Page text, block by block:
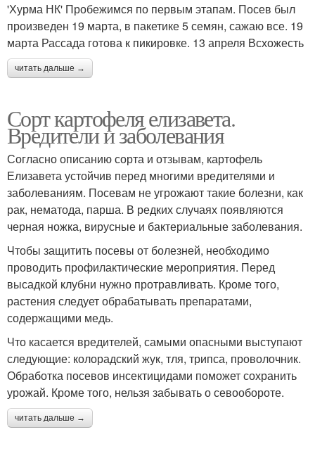
'Хурма НК' Пробежимся по первым этапам. Посев был
произведен 19 марта, в пакетике 5 семян, сажаю все. 19
марта Рассада готова к пикировке. 13 апреля Всхожесть
читать дальше →
Сорт картофеля елизавета.
Вредители и заболевания
Согласно описанию сорта и отзывам, картофель
Елизавета устойчив перед многими вредителями и
заболеваниям. Посевам не угрожают такие болезни, как
рак, нематода, парша. В редких случаях появляются
черная ножка, вирусные и бактериальные заболевания.
Чтобы защитить посевы от болезней, необходимо
проводить профилактические мероприятия. Перед
высадкой клубни нужно протравливать. Кроме того,
растения следует обрабатывать препаратами,
содержащими медь.
Что касается вредителей, самыми опасными выступают
следующие: колорадский жук, тля, трипса, проволочник.
Обработка посевов инсектицидами поможет сохранить
урожай. Кроме того, нельзя забывать о севообороте.
читать дальше →